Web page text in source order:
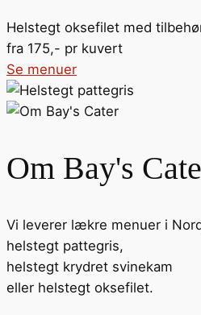
Helstegt oksefilet med
fra 175,- pr kuvert
Se menuer
Om Bay's
Vi leverer lækre menuer i
helstegt pattegris,
helstegt krydret svinekam
eller helstegt oksefilet.